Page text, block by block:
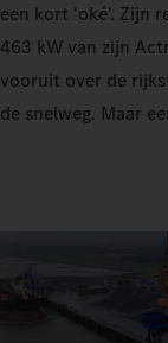
een kort 'oké'. Zijn
463 kW van zijn
vooruit over de
de snelweg. Maar